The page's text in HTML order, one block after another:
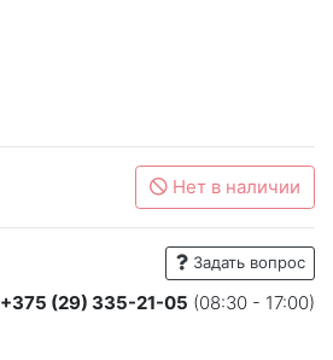
Нет в наличии
Задать вопрос
+375 (29) 335-21-05 (08:30 - 17:00)